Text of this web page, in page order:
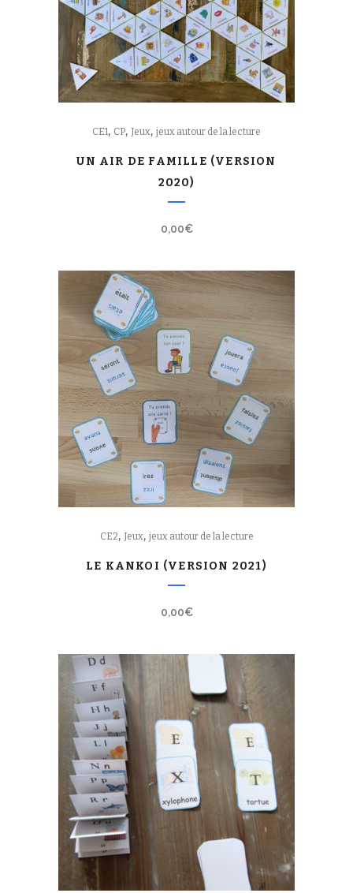
CE1, CP, Jeux, jeux autour de la lecture
UN AIR DE FAMILLE (VERSION
2020)
0,00€
CE2, Jeux, jeux autour de la lecture
LE KANKOI (VERSION 2021)
0,00€